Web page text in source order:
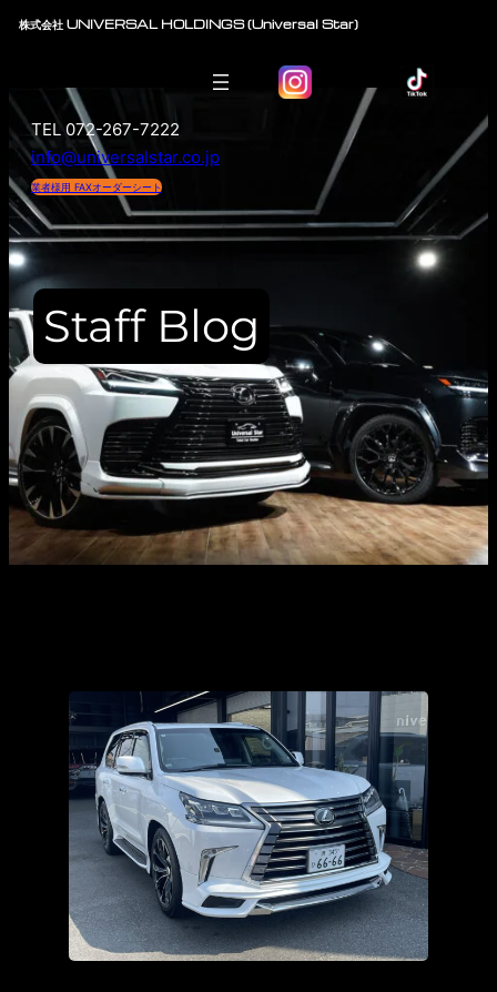
内
ス
キ
ッ
プ
株式会社 UNIVERSAL HOLDINGS (Universal Star)
TEL 072-267-7222
info@universalstar.co.jp
業者様用 FAXオーダーシート
Staff Blog